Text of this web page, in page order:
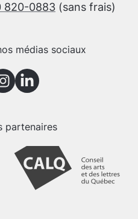
820-0883 (sans frais)
médias sociaux
partenaires